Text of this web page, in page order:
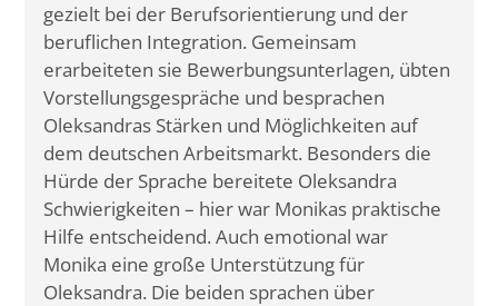
gezielt bei der Berufsorientierung und der
beruflichen Integration. Gemeinsam
erarbeiteten sie Bewerbungsunterlagen, übten
Vorstellungsgespräche und besprachen
Oleksandras Stärken und Möglichkeiten auf
dem deutschen Arbeitsmarkt. Besonders die
Hürde der Sprache bereitete Oleksandra
Schwierigkeiten – hier war Monikas praktische
Hilfe entscheidend. Auch emotional war
Monika eine große Unterstützung für
Oleksandra. Die beiden sprachen über